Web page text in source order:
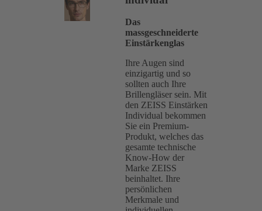
Das
massgeschneiderte
Einstärkenglas
Ihre Augen sind
einzigartig und so
sollten auch Ihre
Brillengläser sein. Mit
den ZEISS Einstärken
Individual bekommen
Sie ein Premium-
Produkt, welches das
gesamte technische
Know-How der
Marke ZEISS
beinhaltet. Ihre
persönlichen
Merkmale und